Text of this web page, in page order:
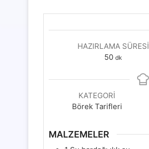
HAZIRLAMA SÜRESI
50dakika
dk
KATEGORI
Börek Tarifleri
MALZEMELER